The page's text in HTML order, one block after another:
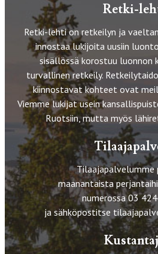
Retki-
Retki-lehti on retkeilyn ja
innostaa lukijoita uusiin
sisällössä korostuu luonnon
turvallinen retkeily.
kiinnostavat kohteet ovat
Viemme lukijat usein
Ruotsiin, mutta myös
Tilaajapalvelumme
maanantaista
numerossa 03
ja sähköpostitse